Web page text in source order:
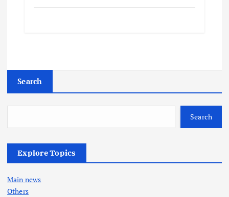
Search
Search
Explore Topics
Main news
Others